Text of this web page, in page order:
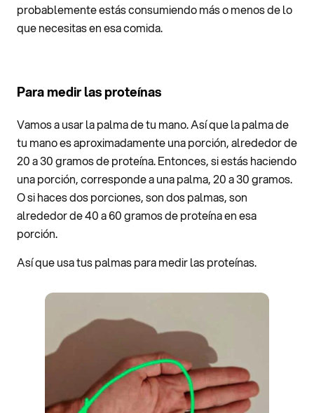
probablemente estás consumiendo más o menos de lo
que necesitas en esa comida.
Para medir las proteínas
Vamos a usar la palma de tu mano. Así que la palma de
tu mano es aproximadamente una porción, alrededor de
20 a 30 gramos de proteína. Entonces, si estás haciendo
una porción, corresponde a una palma, 20 a 30 gramos.
O si haces dos porciones, son dos palmas, son
alrededor de 40 a 60 gramos de proteína en esa
porción.
Así que usa tus palmas para medir las proteínas.